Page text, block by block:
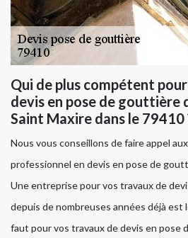
Qui de plus compétent
devis en pose de gouttière
Saint Maxire dans le 79410
Nous vous conseillons de faire appel
professionnel en devis en pose de
Une entreprise pour vos travaux de
depuis de nombreuses années déjà est
faut pour vos travaux de devis en pose